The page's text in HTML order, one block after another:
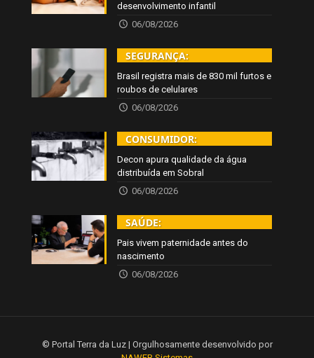
desenvolvimento infantil
06/08/2026
SEGURANÇA:
Brasil registra mais de 830 mil furtos e
roubos de celulares
06/08/2026
CONSUMIDOR:
Decon apura qualidade da água
distribuída em Sobral
06/08/2026
SAÚDE:
Pais vivem paternidade antes do
nascimento
06/08/2026
© Portal Terra da Luz | Orgulhosamente desenvolvido por